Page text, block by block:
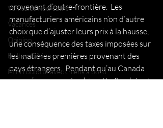
Véhicules Récréatifs
Vacances
Opinion
Haltes-Casinos
Mini roulotte avec chiens à bord
provenant d’outre-frontière.  Les
manufacturiers américains n’on d’autre
choix que d’ajuster leurs prix à la hausse,
une conséquence des taxes imposées sur
les matières premières provenant des
pays étrangers.  Pendant qu’au Canada
nous n’avons pas à subir cette flambée et